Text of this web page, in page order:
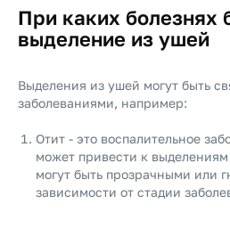
При каких болезнях
выделение из ушей
Выделения из ушей могут быть
заболеваниями, например:
Отит - это воспалительное
может привести к
могут быть прозрачными или
зависимости от стадии